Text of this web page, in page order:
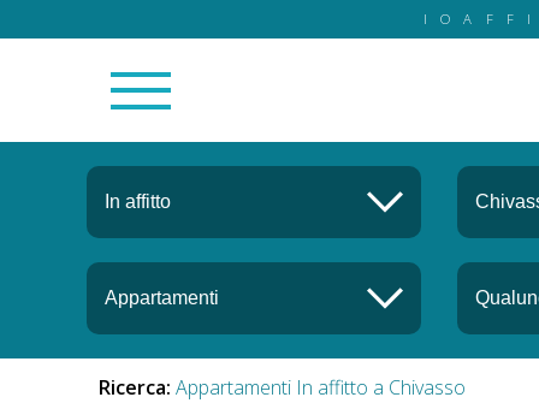
Ricerca: Appartamenti In affitto a Chivasso